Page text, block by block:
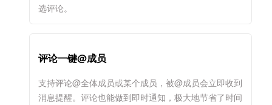
选评论。
评论一键@成员
支持评论@全体成员或某个成员，被@成员会立即收到
消息提醒。评论也能做到即时通知，极大地节省了时间